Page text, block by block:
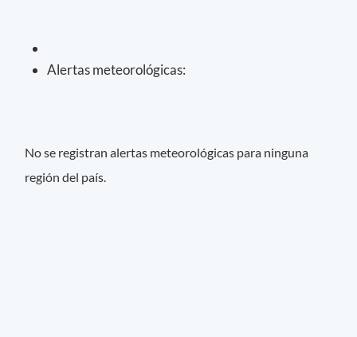
Alertas meteorológicas:
No se registran alertas meteorológicas para ninguna
región del país.